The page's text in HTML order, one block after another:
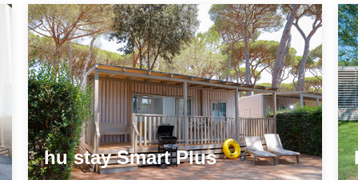
hu stay Smart Plus